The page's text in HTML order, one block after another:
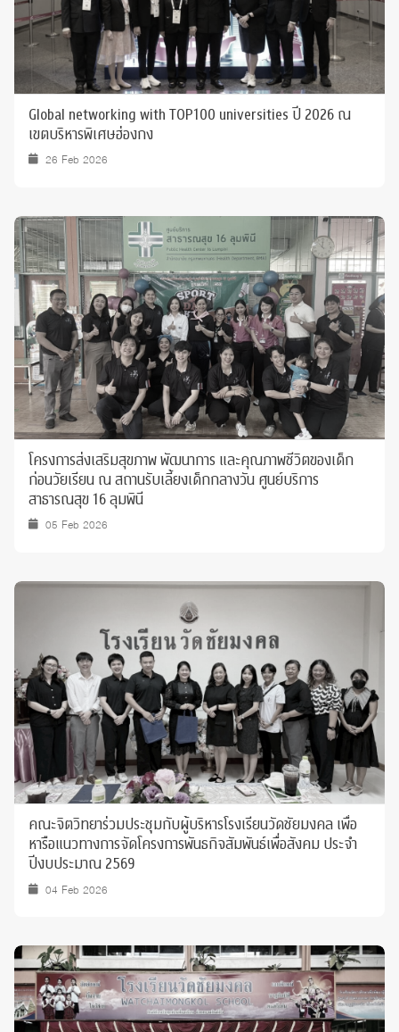
Global networking with TOP100 universities ปี 2026 ณ
เขตบริหารพิเศษฮ่องกง
26 Feb 2026
โครงการส่งเสริมสุขภาพ พัฒนาการ และคุณภาพชีวิตของเด็ก
ก่อนวัยเรียน ณ สถานรับเลี้ยงเด็กกลางวัน ศูนย์บริการ
สาธารณสุข 16 ลุมพินี
05 Feb 2026
คณะจิตวิทยาร่วมประชุมกับผู้บริหารโรงเรียนวัดชัยมงคล เพื่อ
หารือแนวทางการจัดโครงการพันธกิจสัมพันธ์เพื่อสังคม ประจำ
ปีงบประมาณ 2569
04 Feb 2026